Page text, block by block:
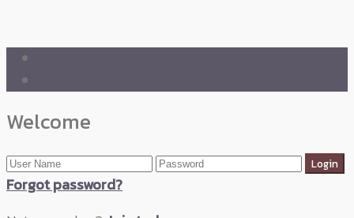
Welcome
Forgot password?